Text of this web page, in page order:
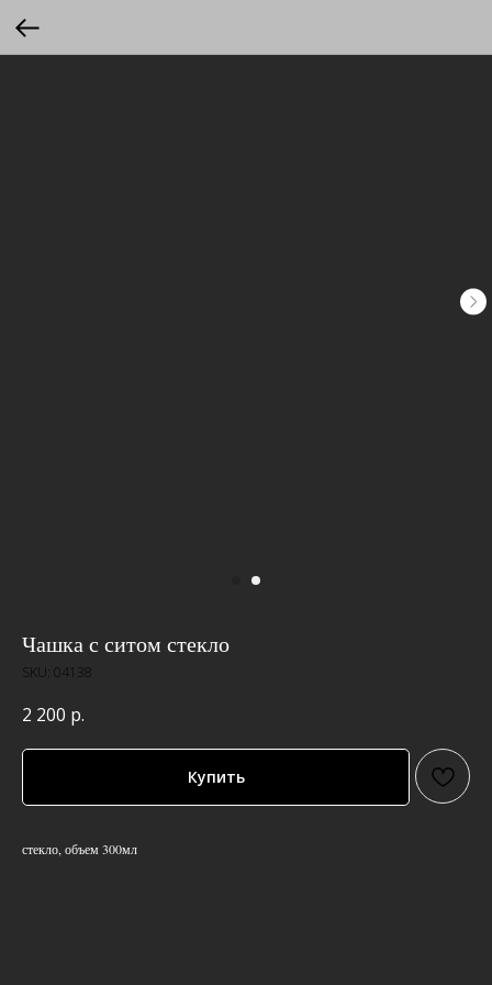
Чашка с ситом стекло
SKU: 04138
2 200 р.
Купить
стекло, объем 300мл